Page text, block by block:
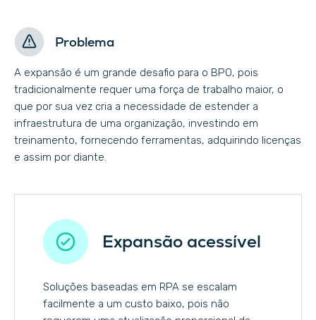
Problema
A expansão é um grande desafio para o BPO, pois
tradicionalmente requer uma força de trabalho maior, o
que por sua vez cria a necessidade de estender a
infraestrutura de uma organização, investindo em
treinamento, fornecendo ferramentas, adquirindo licenças
e assim por diante.
Expansão acessível
Soluções baseadas em RPA se escalam
facilmente a um custo baixo, pois não